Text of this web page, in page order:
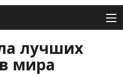
лучших
мира